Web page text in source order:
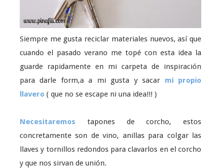
Siempre me gusta reciclar materiales nuevos, así que
cuando el pasado verano me topé con esta idea la
guarde rapidamente en mi carpeta de inspiración
para darle form,a a mi gusta y sacar mi propio
llavero ( que no se escape ni una idea!!! )
Necesitaremos tapones de corcho, estos
concretamente son de vino, anillas para colgar las
llaves y tornillos redondos para clavarlos en el corcho
y que nos sirvan de unión.